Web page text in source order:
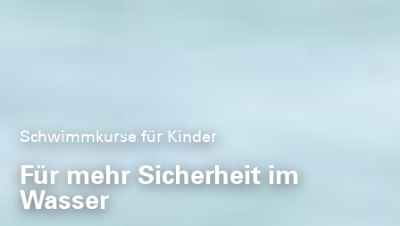
Schwimmkurse für Kinder
Für mehr Sicherheit im
Wasser